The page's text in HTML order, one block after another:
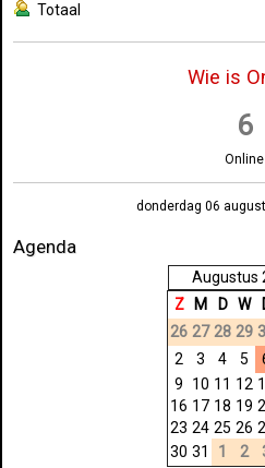
Totaal
Wie is
6
Online
donderdag 06
Agenda
Augustus
Z
M D W
26 27 28 29
2
3 4 5
9
10 11 12
16 17 18 19
23 24 25 26
30 31 1 2